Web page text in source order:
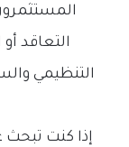
التعاقد
التنظيمي
إذا كنت